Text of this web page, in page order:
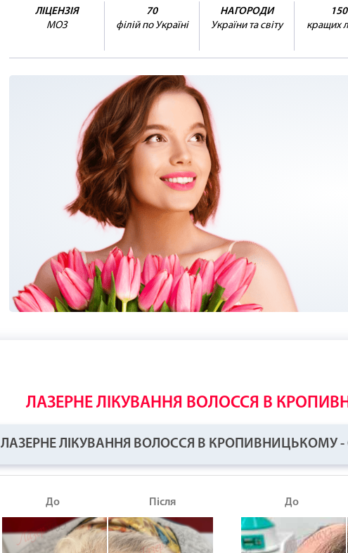
ЛІЦЕНЗІЯ
МОЗ
70
філій по Україні
НАГОРОДИ
України та світу
кращих
ЛАЗЕРНЕ ЛІКУВАННЯ ВОЛОССЯ В
ЛАЗЕРНЕ ЛІКУВАННЯ ВОЛОССЯ В КРОПИВНИЦЬКОМУ -
До Після До